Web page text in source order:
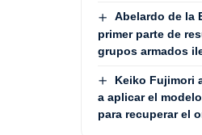
Abelardo de la
primer parte de
grupos armados
Keiko Fujimori
a aplicar el
para recuperar el